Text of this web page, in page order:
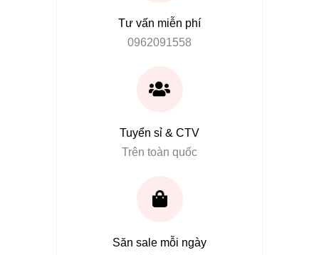
Tư vấn miễn phí
0962091558
Tuyển sỉ & CTV
Trên toàn quốc
Săn sale mỗi ngày